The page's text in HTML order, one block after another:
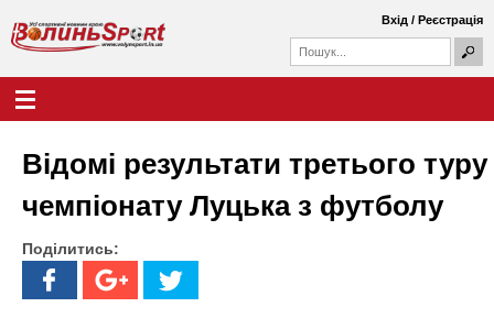
вмісту
В
л
и
н
ь
о
у
о
а
ф
о
ш
Вхід / Реєстрація
Відомі результати третього туру
чемпіонату Луцька з футболу
Поділитись: